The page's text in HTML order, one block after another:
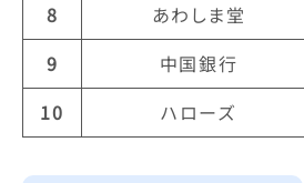
8
あわしま堂
9
中国銀行
10
ハローズ